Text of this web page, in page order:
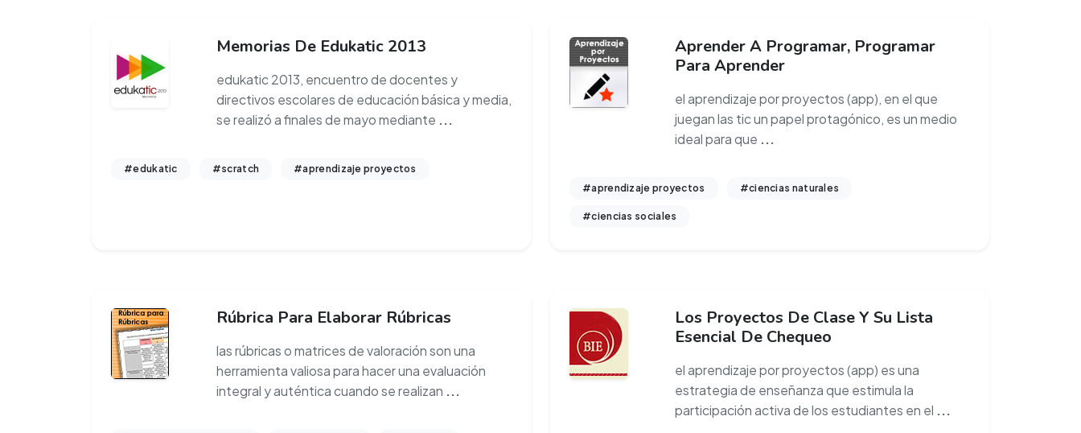
Memorias De Edukatic 2013
edukatic 2013, encuentro de docentes y
directivos escolares de educación básica y media,
se realizó a finales de mayo mediante ...
#edukatic #scratch #aprendizaje proyectos
Aprender A Programar, Programar
Para Aprender
el aprendizaje por proyectos (app), en el que
juegan las tic un papel protagónico, es un medio
ideal para que ...
#aprendizaje proyectos #ciencias naturales
#ciencias sociales
Rúbrica Para Elaborar Rúbricas
las rúbricas o matrices de valoración son una
herramienta valiosa para hacer una evaluación
integral y auténtica cuando se realizan ...
Los Proyectos De Clase Y Su Lista
Esencial De Chequeo
el aprendizaje por proyectos (app) es una
estrategia de enseñanza que estimula la
participación activa de los estudiantes en el ...